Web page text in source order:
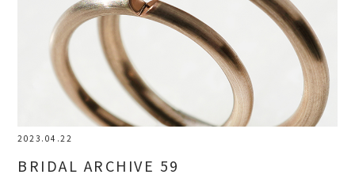
2023.04.22
BRIDAL ARCHIVE 59